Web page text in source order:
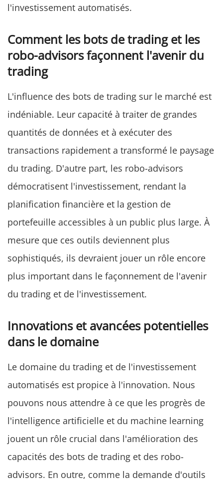
l'investissement automatisés.
Comment les bots de trading et les
robo-advisors façonnent l'avenir du
trading
L'influence des bots de trading sur le marché est
indéniable. Leur capacité à traiter de grandes
quantités de données et à exécuter des
transactions rapidement a transformé le paysage
du trading. D'autre part, les robo-advisors
démocratisent l'investissement, rendant la
planification financière et la gestion de
portefeuille accessibles à un public plus large. À
mesure que ces outils deviennent plus
sophistiqués, ils devraient jouer un rôle encore
plus important dans le façonnement de l'avenir
du trading et de l'investissement.
Innovations et avancées potentielles
dans le domaine
Le domaine du trading et de l'investissement
automatisés est propice à l'innovation. Nous
pouvons nous attendre à ce que les progrès de
l'intelligence artificielle et du machine learning
jouent un rôle crucial dans l'amélioration des
capacités des bots de trading et des robo-
advisors. En outre, comme la demande d'outils